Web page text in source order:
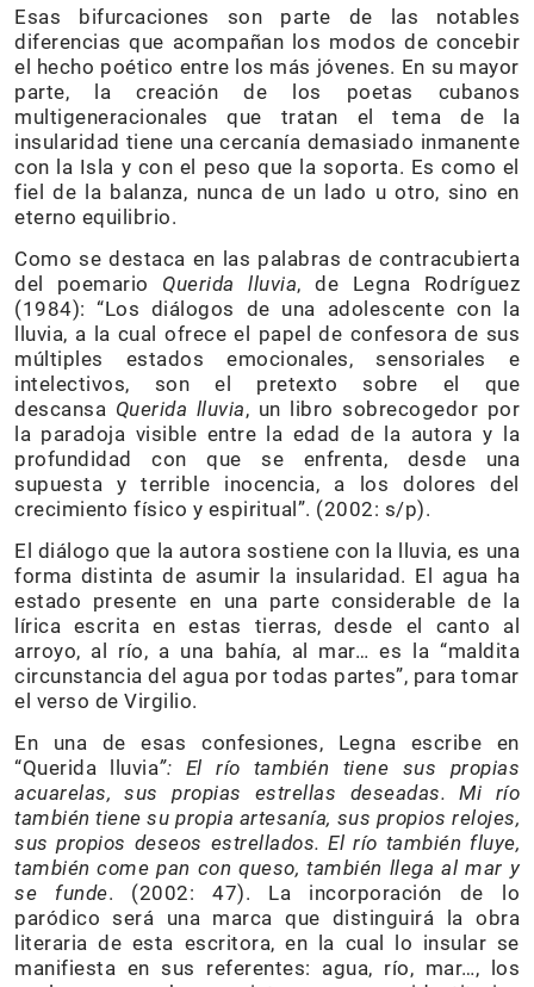
Esas bifurcaciones son parte de las notables
diferencias que acompañan los modos de concebir
el hecho poético entre los más jóvenes. En su mayor
parte, la creación de los poetas cubanos
multigeneracionales que tratan el tema de la
insularidad tiene una cercanía demasiado inmanente
con la Isla y con el peso que la soporta. Es como el
fiel de la balanza, nunca de un lado u otro, sino en
eterno equilibrio.
Como se destaca en las palabras de contracubierta
del poemario Querida lluvia, de Legna Rodríguez
(1984): “Los diálogos de una adolescente con la
lluvia, a la cual ofrece el papel de confesora de sus
múltiples estados emocionales, sensoriales e
intelectivos, son el pretexto sobre el que
descansa Querida lluvia, un libro sobrecogedor por
la paradoja visible entre la edad de la autora y la
profundidad con que se enfrenta, desde una
supuesta y terrible inocencia, a los dolores del
crecimiento físico y espiritual”. (2002: s/p).
El diálogo que la autora sostiene con la lluvia, es una
forma distinta de asumir la insularidad. El agua ha
estado presente en una parte considerable de la
lírica escrita en estas tierras, desde el canto al
arroyo, al río, a una bahía, al mar… es la “maldita
circunstancia del agua por todas partes”, para tomar
el verso de Virgilio.
En una de esas confesiones, Legna escribe en
“Querida lluvia”: El río también tiene sus propias
acuarelas, sus propias estrellas deseadas. Mi río
también tiene su propia artesanía, sus propios relojes,
sus propios deseos estrellados. El río también fluye,
también come pan con queso, también llega al mar y
se funde. (2002: 47). La incorporación de lo
paródico será una marca que distinguirá la obra
literaria de esta escritora, en la cual lo insular se
manifiesta en sus referentes: agua, río, mar…, los